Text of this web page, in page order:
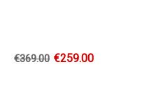
€369.00 €259.00